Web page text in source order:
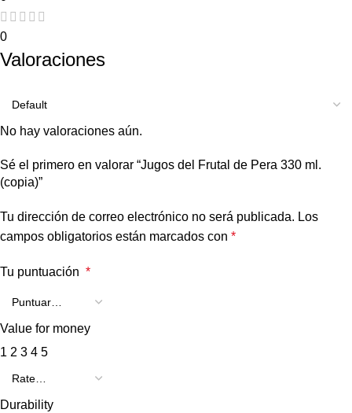
0
Valoraciones
No hay valoraciones aún.
Sé el primero en valorar “Jugos del Frutal de Pera 330 ml.
(copia)”
Tu dirección de correo electrónico no será publicada. Los
campos obligatorios están marcados con *
Tu puntuación *
Value for money
1 2 3 4 5
Durability